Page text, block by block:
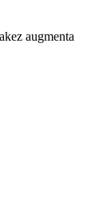
augmenta